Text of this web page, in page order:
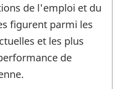
de l'emploi et du
figurent parmi les
et les plus
de